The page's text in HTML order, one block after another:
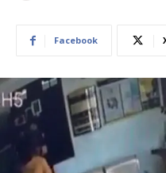
Facebook